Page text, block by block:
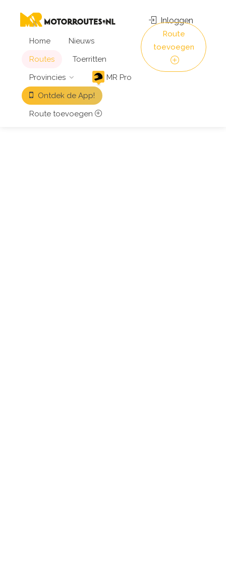
Home
Nieuws
Routes
Toerritten
Provincies
MR Pro
Ontdek de App!
Route toevoegen
Inloggen
Route
toevoegen